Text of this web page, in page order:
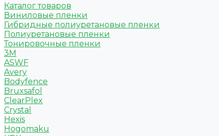
Каталог товаров
Виниловые пленки
Гибридные полиуретановые пленки
Полиуретановые пленки
Тонировочные пленки
3M
ASWF
Avery
Bodyfence
Bruxsafol
ClearPlex
Crystal
Hexis
Hogomaku